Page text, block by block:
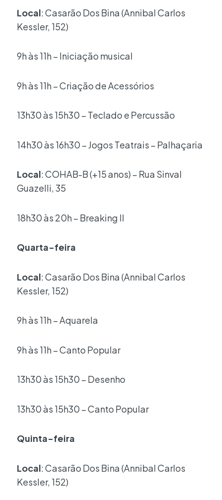
Local: Casarão Dos Bina (Annibal Carlos
Kessler, 152)
9h às 11h – Iniciação musical
9h às 11h – Criação de Acessórios
13h30 às 15h30 – Teclado e Percussão
14h30 às 16h30 – Jogos Teatrais – Palhaçaria
Local: COHAB-B (+15 anos) – Rua Sinval
Guazelli, 35
18h30 às 20h – Breaking II
Quarta-feira
Local: Casarão Dos Bina (Annibal Carlos
Kessler, 152)
9h às 11h – Aquarela
9h às 11h – Canto Popular
13h30 às 15h30 – Desenho
13h30 às 15h30 – Canto Popular
Quinta-feira
Local: Casarão Dos Bina (Annibal Carlos
Kessler, 152)